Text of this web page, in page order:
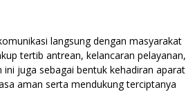
langsung dengan masyarakat
tertib antrean, kelancaran pelayanan,
juga sebagai bentuk kehadiran aparat
aman serta mendukung terciptanya